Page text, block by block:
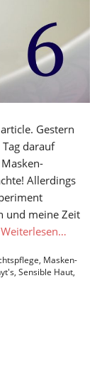
Gestern
darauf
Allerdings
und meine Zeit
Weiterlesen…
, Masken-
, Sensible Haut,